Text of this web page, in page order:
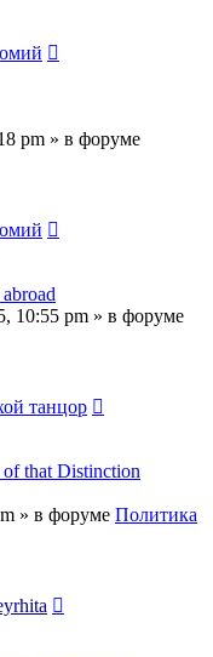
pm » в форуме
10:55 pm » в форуме
танцор
that Distinction
» в форуме Политика